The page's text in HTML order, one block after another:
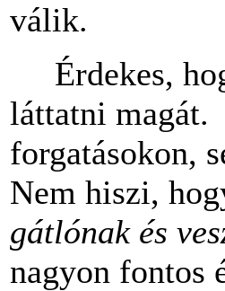
válik.
Érdekes,
láttatni magát.
forgatásokon,
Nem hiszi,
gátlónak és
nagyon fontos